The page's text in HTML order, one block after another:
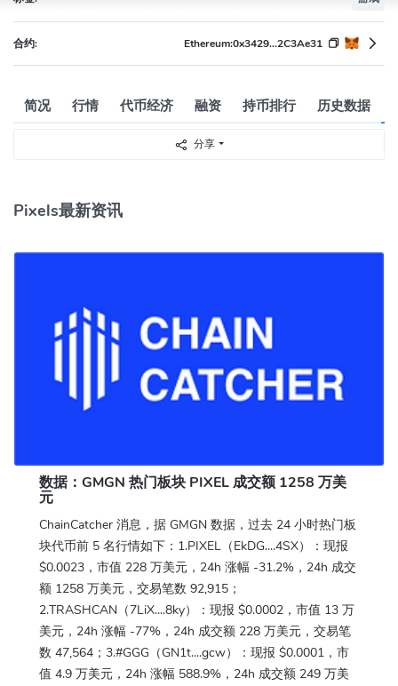
合约: Ethereum:0x3429...2C3Ae31
简况 行情 代币经济 融资 持币排行 历史数据
分享
Pixels最新资讯
数据：GMGN 热门板块 PIXEL 成交额 1258 万美
元
ChainCatcher 消息，据 GMGN 数据，过去 24 小时热门板
块代币前 5 名行情如下：1.PIXEL（EkDG....4SX）：现报
$0.0023，市值 228 万美元，24h 涨幅 -31.2%，24h 成交
额 1258 万美元，交易笔数 92,915；
2.TRASHCAN（7LiX....8ky）：现报 $0.0002，市值 13 万
美元，24h 涨幅 -77%，24h 成交额 228 万美元，交易笔
数 47,564；3.#GGG（GN1t....gcw）：现报 $0.0001，市
值 4.9 万美元，24h 涨幅 588.9%，24h 成交额 249 万美